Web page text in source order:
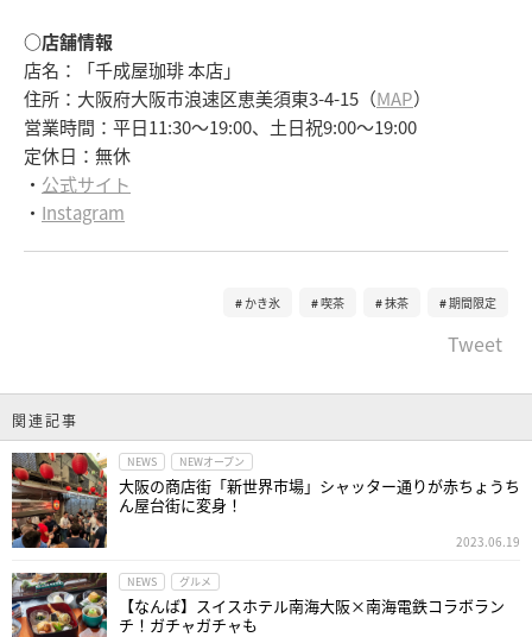
○店舗情報
店名：「千成屋珈琲 本店」
住所：大阪府大阪市浪速区恵美須東3-4-15（MAP）
営業時間：平日11:30～19:00、土日祝9:00～19:00
定休日：無休
・ 公式サイト
・ Instagram
かき氷 喫茶 抹茶 期間限定
Tweet
関連記事
NEWS NEWオープン
大阪の商店街「新世界市場」シャッター通りが赤ちょうち
ん屋台街に変身！
2023.06.19
NEWS グルメ
【なんば】スイスホテル南海大阪×南海電鉄コラボラン
チ！ガチャガチャも